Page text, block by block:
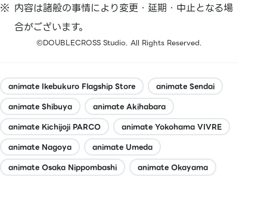
内容は諸般の事情により変更・延期・中止となる場
合がございます。
©DOUBLECROSS Studio. All Rights Reserved.
animate Ikebukuro Flagship Store
animate Sendai
animate Shibuya
animate Akihabara
animate Kichijoji PARCO
animate Yokohama VIVRE
animate Nagoya
animate Umeda
animate Osaka Nippombashi
animate Okayama